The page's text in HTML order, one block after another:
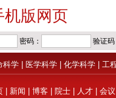
机版网页
科学 医学科学 化学科学 工
新闻 博客 院士 人才 会议